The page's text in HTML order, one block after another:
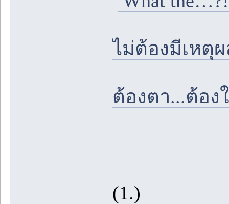
ไม่ต้องมีเหตุผ
ต้องตา...ต้อง
(1.)